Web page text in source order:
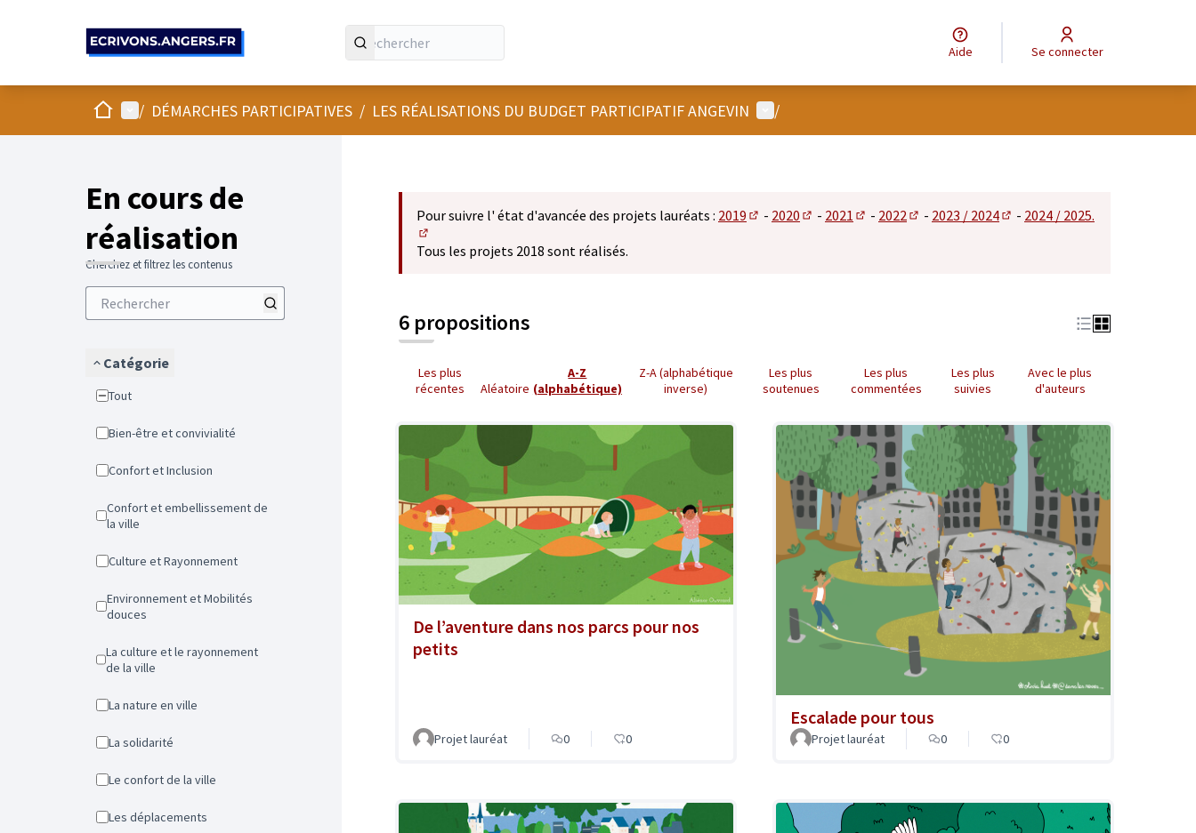
Aide Se connecter
AccueilMenu principal
/ DÉMARCHES PARTICIPATIVES / LES RÉALISATIONS DU BUDGET PARTICIPATIF ANGEVIN Menu utilisateur
/
En cours de
réalisation
Cherchez et filtrez les contenus
Catégorie
Tout
Bien-être et convivialité
Confort et Inclusion
Confort et embellissement de
la ville
Culture et Rayonnement
Environnement et Mobilités
douces
La culture et le rayonnement
de la ville
La nature en ville
La solidarité
Le confort de la ville
Les déplacements
Pour suivre l' état d'avancée des projets lauréats : 2019 - 2020
(S'ouvre dans un nouvel onglet)
- 2021
(S'ouvre dans un nouvel onglet)
- 2022
(S'ouvre dans un nouvel onglet)
- 2023 / 2024
(S'ouvre dans un nouvel onglet)
- 2024 / 2025.
(S'ouvre dans un nouvel onglet)
Tous les projets 2018 sont réalisés.
6 propositions
Les plus
récentes
Aléatoire
A-Z
(alphabétique)
Z-A (alphabétique
inverse)
Les plus
soutenues
Les plus
commentées
Les plus
suivies
Avec le plus
d'auteurs
De l’aventure dans nos parcs pour nos
petits
Projet lauréat 0 0
Escalade pour tous
Projet lauréat 0 0